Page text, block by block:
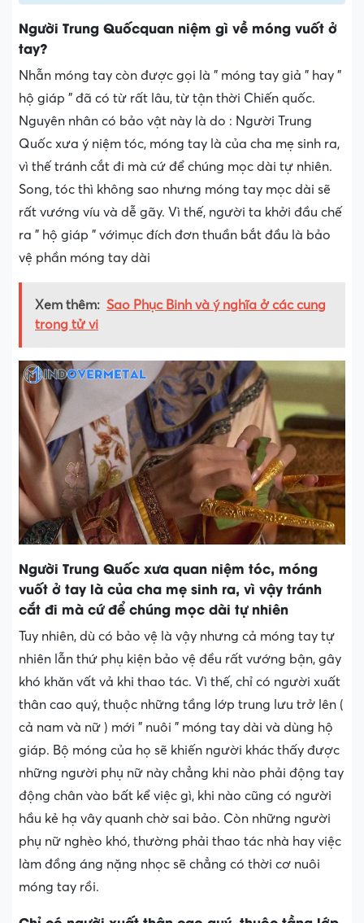
Người Trung Quốcquan niệm gì về móng vuốt ở
tay?
Nhẫn móng tay còn được gọi là ” móng tay giả ” hay ”
hộ giáp ” đã có từ rất lâu, từ tận thời Chiến quốc.
Nguyên nhân có bảo vật này là do : Người Trung
Quốc xưa ý niệm tóc, móng tay là của cha mẹ sinh ra,
vì thế tránh cắt đi mà cứ để chúng mọc dài tự nhiên.
Song, tóc thì không sao nhưng móng tay mọc dài sẽ
rất vướng víu và dễ gãy. Vì thế, người ta khởi đầu chế
ra ” hộ giáp ” vớimục đích đơn thuần bắt đầu là bảo
vệ phần móng tay dài
Xem thêm: Sao Phục Binh và ý nghĩa ở các cung
trong tử vi
Người Trung Quốc xưa quan niệm tóc, móng
vuốt ở tay là của cha mẹ sinh ra, vì vậy tránh
cắt đi mà cứ để chúng mọc dài tự nhiên
Tuy nhiên, dù có bảo vệ là vậy nhưng cả móng tay tự
nhiên lẫn thứ phụ kiện bảo vệ đều rất vướng bận, gây
khó khăn vất vả khi thao tác. Vì thế, chỉ có người xuất
thân cao quý, thuộc những tầng lớp trung lưu trở lên (
cả nam và nữ ) mới ” nuôi ” móng tay dài và dùng hộ
giáp. Bộ móng của họ sẽ khiến người khác thấy được
những người phụ nữ này chẳng khi nào phải động tay
động chân vào bất kể việc gì, khi nào cũng có người
hầu kẻ hạ vây quanh chờ sai bảo. Còn những người
phụ nữ nghèo khó, thường phải thao tác nhà hay việc
làm đồng áng nặng nhọc sẽ chẳng có thời cơ nuôi
móng tay rồi.